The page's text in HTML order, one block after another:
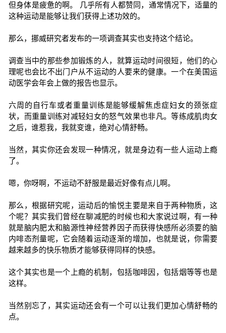
但身体是疲惫的啊。 几乎所有人都赞同，通常情况下，适量的
这种运动是能够让我们获得上述功效的。
那么，挪威研究者发布的一项调查其实也支持这个结论。
调查当中的那些参加锻炼的人，就算运动时间很短，他们的心
理呢也会比不出门户从不运动的人要来的健康。一个在美国运
动医学会年会上做的报告也显示。
六周的自行车或者重量训练是能够缓解焦虑症妇女的颈张症
状，而重量训练对减轻妇女的怒气效果也非凡。等练成肌肉女
之后，谁惹我，我就变谁，绝对心情舒畅。
当然，其实你还会发现一种情况，就是身边有一些人运动上瘾
了。
嗯，你呀啊，不运动不舒服是最近好像有点儿啊。
那么，根据研究呢，运动后的愉悦主要是来自于两种物质，这
个呢？其实我们曾经在聊减肥的时候也和大家说过啊，有一种
就是脑内肥太和脑源性神经营养因子而获得快感所必须要的脑
内啡态剂量呢，它会随着运动逐渐的增加，也就是说，你需要
越来越多的快乐物质才能够获得同样的快感。
这个其实也是一个上瘾的机制，包括咖啡因，包括烟等等也是
这样。
当然别忘了，其实运动还会有一个可以让我们更加心情舒畅的
点。